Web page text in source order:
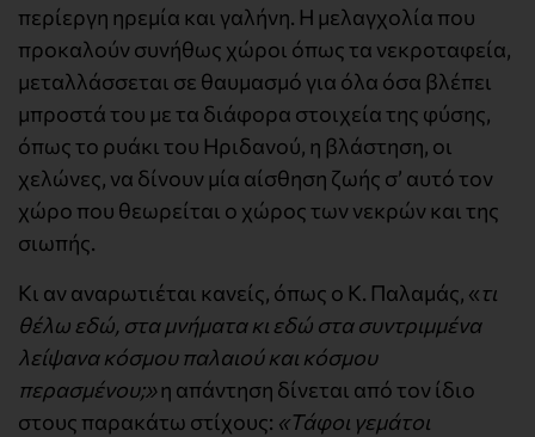
περίεργη ηρεμία και γαλήνη. Η μελαγχολία που
προκαλούν συνήθως χώροι όπως τα νεκροταφεία,
μεταλλάσσεται σε θαυμασμό για όλα όσα βλέπει
μπροστά του με τα διάφορα στοιχεία της φύσης,
όπως το ρυάκι του Ηριδανού, η βλάστηση, οι
χελώνες, να δίνουν μία αίσθηση ζωής σ’ αυτό τον
χώρο που θεωρείται ο χώρος των νεκρών και της
σιωπής.
Κι αν αναρωτιέται κανείς, όπως ο Κ. Παλαμάς, «τι
θέλω εδώ, στα μνήματα κι εδώ στα συντριμμένα
λείψανα κόσμου παλαιού και κόσμου
περασμένου;»η απάντηση δίνεται από τον ίδιο
στους παρακάτω στίχους: «Τάφοι γεμάτοι